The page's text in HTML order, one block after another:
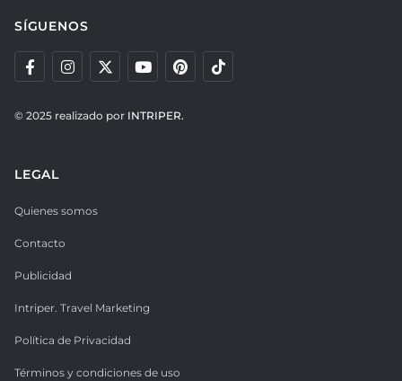
SÍGUENOS
© 2025 realizado por INTRIPER.
LEGAL
Quienes somos
Contacto
Publicidad
Intriper. Travel Marketing
Política de Privacidad
Términos y condiciones de uso